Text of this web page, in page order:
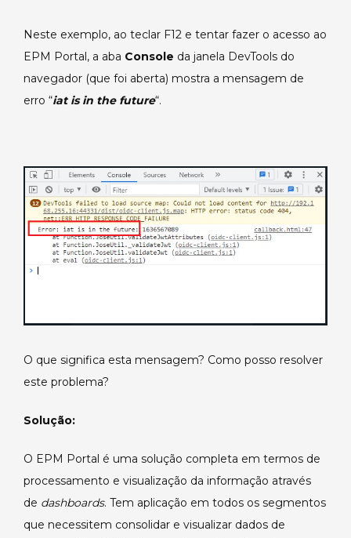
Neste exemplo, ao teclar F12 e tentar fazer o acesso ao
EPM Portal, a aba Console da janela DevTools do
navegador (que foi aberta) mostra a mensagem de
erro “iat is in the future“.
O que significa esta mensagem? Como posso resolver
este problema?
Solução:
O EPM Portal é uma solução completa em termos de
processamento e visualização da informação através
de dashboards. Tem aplicação em todos os segmentos
que necessitem consolidar e visualizar dados de